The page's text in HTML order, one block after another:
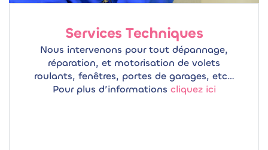
Services Techniques
Nous intervenons pour tout dépannage,
réparation, et motorisation de volets
roulants, fenêtres, portes de garages, etc…
Pour plus d’informations cliquez ici